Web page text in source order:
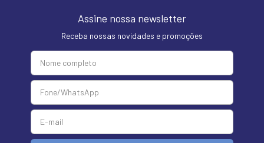
Assine nossa newsletter
Receba nossas novidades e promoções